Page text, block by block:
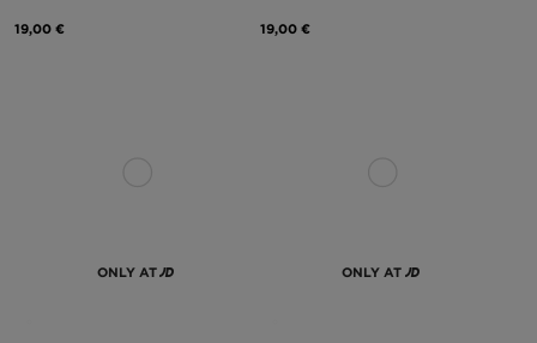
19,00 € 19,00 €
ONLY AT ONLY AT